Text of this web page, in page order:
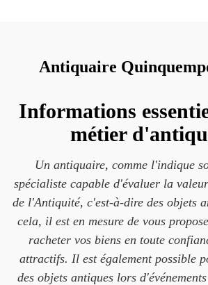
Antiquaire
Informations
métier
Un antiquaire, comme l'indique
spécialiste capable d'évaluer la
de l'Antiquité, c'est-à-dire des objets
cela, il est en mesure de vous
racheter vos biens en toute
attractifs. Il est également possible
des objets antiques lors